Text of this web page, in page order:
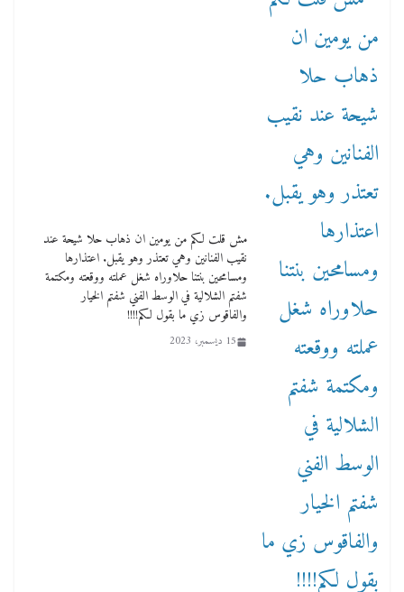
مش قلت لكم من يومين ان ذهاب حلا شيحة عند
نقيب الفنانين وهي تعتذر وهو يقبل. اعتذارها
ومسامحين بنتنا حلاوراه شغل عملته ووقعته ومكتمة
شفتم الشلالية في الوسط الفني شفتم الخيار
والفاقوس زي ما بقول لكم!!!!
15 ديسمبر، 2023